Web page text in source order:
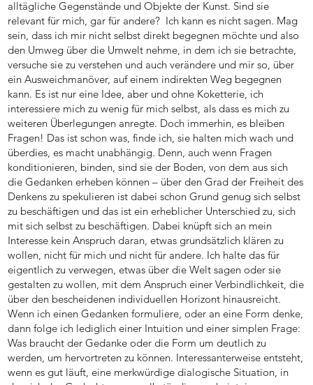
alltägliche Gegenstände und Objekte der Kunst. Sind sie
relevant für mich, gar für andere? Ich kann es nicht sagen. Mag
sein, dass ich mir nicht selbst direkt begegnen möchte und also
den Umweg über die Umwelt nehme, in dem ich sie betrachte,
versuche sie zu verstehen und auch verändere und mir so, über
ein Ausweichmanöver, auf einem indirekten Weg begegnen
kann. Es ist nur eine Idee, aber und ohne Koketterie, ich
interessiere mich zu wenig für mich selbst, als dass es mich zu
weiteren Überlegungen anregte. Doch immerhin, es bleiben
Fragen! Das ist schon was, finde ich, sie halten mich wach und
überdies, es macht unabhängig. Denn, auch wenn Fragen
konditionieren, binden, sind sie der Boden, von dem aus sich
die Gedanken erheben können – über den Grad der Freiheit des
Denkens zu spekulieren ist dabei schon Grund genug sich selbst
zu beschäftigen und das ist ein erheblicher Unterschied zu, sich
mit sich selbst zu beschäftigen. Dabei knüpft sich an mein
Interesse kein Anspruch daran, etwas grundsätzlich klären zu
wollen, nicht für mich und nicht für andere. Ich halte das für
eigentlich zu verwegen, etwas über die Welt sagen oder sie
gestalten zu wollen, mit dem Anspruch einer Verbindlichkeit, die
über den bescheidenen individuellen Horizont hinausreicht.
Wenn ich einen Gedanken formuliere, oder an eine Form denke,
dann folge ich lediglich einer Intuition und einer simplen Frage:
Was braucht der Gedanke oder die Form um deutlich zu
werden, um hervortreten zu können. Interessanterweise entsteht,
wenn es gut läuft, eine merkwürdige dialogische Situation, in